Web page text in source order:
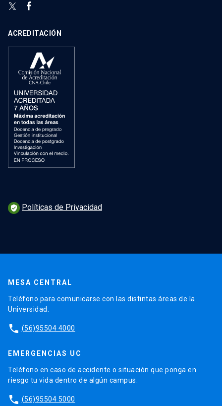
ACREDITACIÓN
verified_user Políticas de Privacidad
MESA CENTRAL
Teléfono para comunicarse con las distintas áreas de la
Universidad.
phone (56)95504 4000
EMERGENCIAS UC
Teléfono en caso de accidente o situación que ponga en
riesgo tu vida dentro de algún campus.
phone (56)95504 5000